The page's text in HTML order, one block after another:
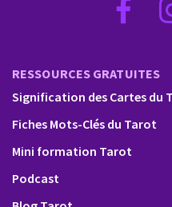
RESSOURCES GRATUITES
Signification des Cartes du
Fiches Mots-Clés du Tarot
Mini formation Tarot
Podcast